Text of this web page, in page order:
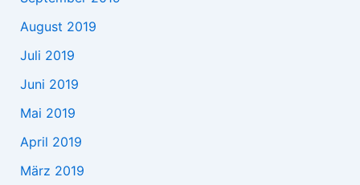
August 2019
Juli 2019
Juni 2019
Mai 2019
April 2019
März 2019